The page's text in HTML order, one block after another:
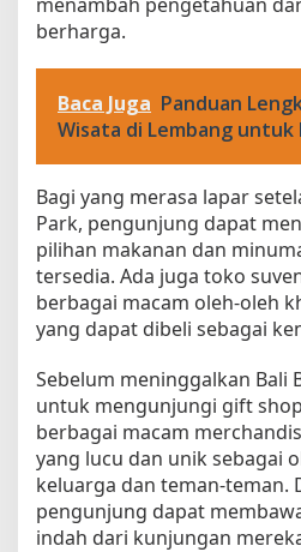
berharga.
Baca Juga Panduan
Wisata di Lembang untuk
Bagi yang merasa lapar
Park, pengunjung dapat
pilihan makanan dan
tersedia. Ada juga toko
berbagai macam oleh-oleh
yang dapat dibeli sebagai
Sebelum meninggalkan Bali
untuk mengunjungi gift
berbagai macam
yang lucu dan unik sebagai
keluarga dan teman-teman.
pengunjung dapat
indah dari kunjungan